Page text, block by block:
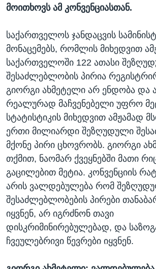
მოითხოვს ამ კონვენციასთან.
საქართველოს ჯანდაცვის
მონაცემებს, რომლის მიხედვით
საქართველოში 122 ათასი
შესაძლებლობის პირია
გიორგი ახმეტელი არ ენდობა და
რეალურად მაჩვენებელი უფრო
სტატისტიკის მიხედვით ამჟამად
ერთი მილიარდი შეზღუდული
მქონე პირი ცხოვრობს. გიორგი
თქმით, ნაომარ ქვეყნებში მათი
გაცილებით მეტია. კონვენციის
არის ვალდებულება რომ
შესაძლებლობების პირები
იყვნენ, არ იგრძნონ თავი
დისკრიმინირებულებად, და
ჩვეულებრივი წევრები იყვნენ.